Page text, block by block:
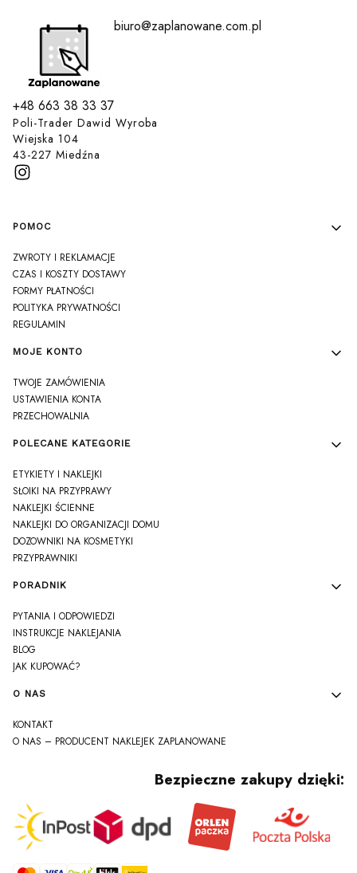
+48 663 38 33 37
biuro@zaplanowane.com.pl
Poli-Trader Dawid Wyroba
Wiejska 104
43-227 Miedźna
Linki w stopce
POMOC
ZWROTY I REKLAMACJE
CZAS I KOSZTY DOSTAWY
FORMY PŁATNOŚCI
POLITYKA PRYWATNOŚCI
REGULAMIN
MOJE KONTO
TWOJE ZAMÓWIENIA
USTAWIENIA KONTA
PRZECHOWALNIA
POLECANE KATEGORIE
ETYKIETY I NAKLEJKI
SŁOIKI NA PRZYPRAWY
NAKLEJKI ŚCIENNE
NAKLEJKI DO ORGANIZACJI DOMU
DOZOWNIKI NA KOSMETYKI
PRZYPRAWNIKI
PORADNIK
PYTANIA I ODPOWIEDZI
INSTRUKCJE NAKLEJANIA
BLOG
JAK KUPOWAĆ?
O NAS
KONTAKT
O NAS – PRODUCENT NAKLEJEK ZAPLANOWANE
Bezpieczne zakupy dzięki: